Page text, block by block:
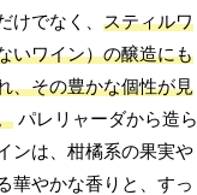
けでなく、スティルワ
いワイン）の醸造にも
、その豊かな個性が見
パレリャーダから造ら
ンは、柑橘系の果実や
華やかな香りと、すっ